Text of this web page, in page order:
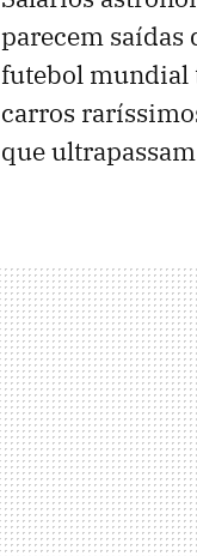
parecem saídas
futebol mundial
carros
que